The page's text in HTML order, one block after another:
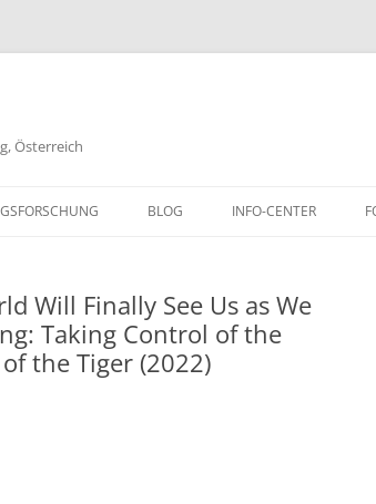
Österreich
BLOG INFO-CENTER
KONTAKT &
DISTA
Will Finally See Us as We
Taking Control of the
the Tiger (2022)